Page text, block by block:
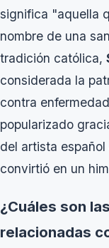
significa "aquella
nombre de una
tradición católica,
considerada la
contra
popularizado
del artista español
convirtió en un
¿Cuáles son
relacionadas